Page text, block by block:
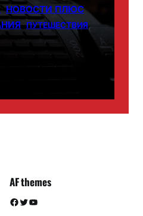
НОВОСТИ ПЛЮС
ПУТЕШЕСТВИЯ
AF themes
Facebook Twitter YouTube